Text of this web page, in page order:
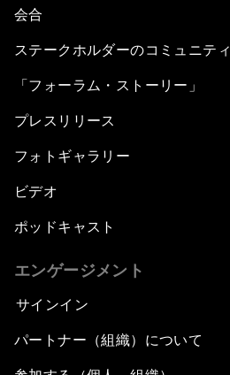
会合
ステークホルダーのコミュニティ
「フォーラム・ストーリー」
プレスリリース
フォトギャラリー
ビデオ
ポッドキャスト
エンゲージメント
サインイン
パートナー（組織）について